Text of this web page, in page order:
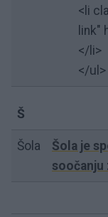
<li
link"
</li>
</ul>
Š
Šola
Šola je
soočanju